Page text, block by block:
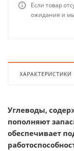
Если товар
ожидания и
ХАРАКТЕРИСТИКИ
Углеводы,
пополняют
обеспечивает